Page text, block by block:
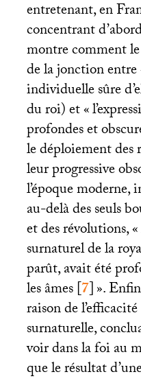
entretenant, en
concentrant
montre comment
de la jonction entre
individuelle sûre
du roi) et «
profondes et
le déploiement
leur progressive
l’époque
au-delà des seuls
et des révolutions, «
surnaturel de la
parût, avait été
les âmes[7]».
raison de
surnaturelle,
voir dans la foi au
que le résultat